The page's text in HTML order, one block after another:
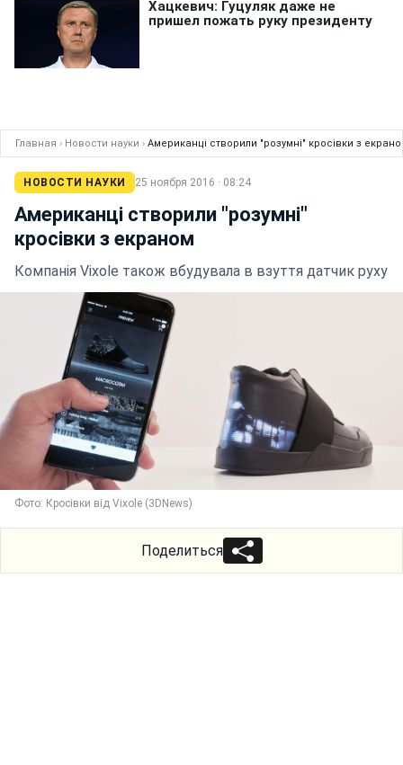
Главная › Новости науки › Американці створили "розумні" кросівки з
НОВОСТИ НАУКИ 25 ноября 2016 · 08:24
Американці створили "розумні"
кросівки з екраном
Компанія Vixole також вбудувала в взуття датчик руху
Фото: Кросівки від Vixole (3DNews)
Поделиться